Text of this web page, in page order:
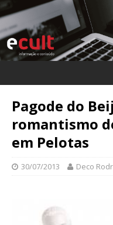
Pagode do
romantismo
em Pelotas
30/07/2013 Deco